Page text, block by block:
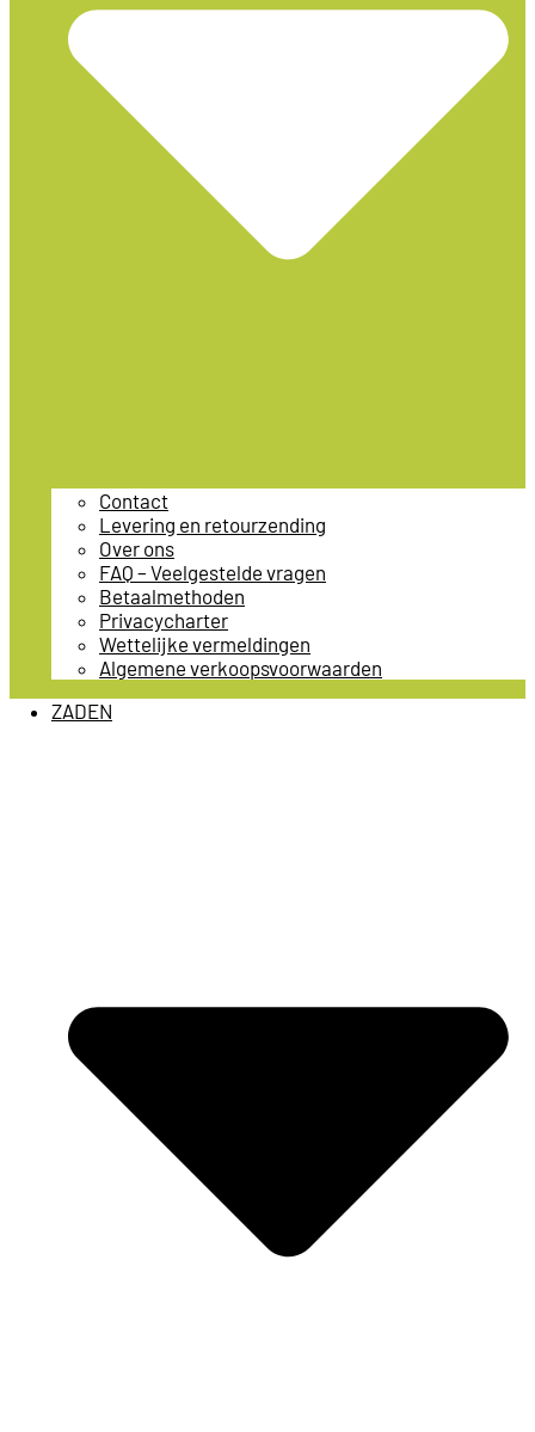
Contact
Levering en retourzending
Over ons
FAQ – Veelgestelde vragen
Betaalmethoden
Privacycharter
Wettelijke vermeldingen
Algemene verkoopsvoorwaarden
ZADEN